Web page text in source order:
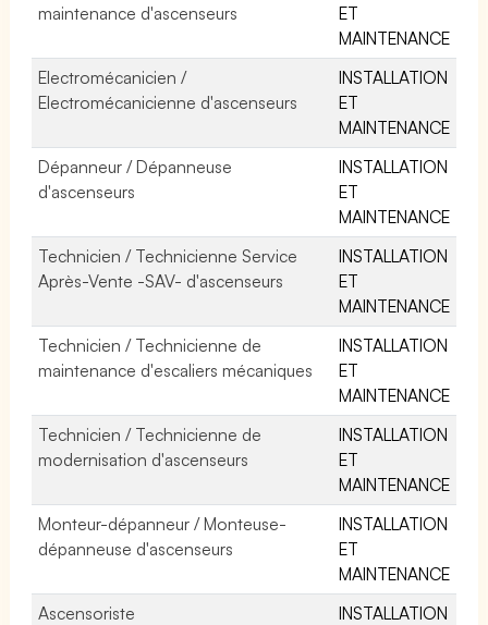
maintenance d'ascenseurs
ET
MAINTENANCE
Electromécanicien /
Electromécanicienne d'ascenseurs
INSTALLATION
ET
MAINTENANCE
Dépanneur / Dépanneuse
d'ascenseurs
INSTALLATION
ET
MAINTENANCE
Technicien / Technicienne Service
Après-Vente -SAV- d'ascenseurs
INSTALLATION
ET
MAINTENANCE
Technicien / Technicienne de
maintenance d'escaliers mécaniques
INSTALLATION
ET
MAINTENANCE
Technicien / Technicienne de
modernisation d'ascenseurs
INSTALLATION
ET
MAINTENANCE
Monteur-dépanneur / Monteuse-
dépanneuse d'ascenseurs
INSTALLATION
ET
MAINTENANCE
Ascensoriste
INSTALLATION